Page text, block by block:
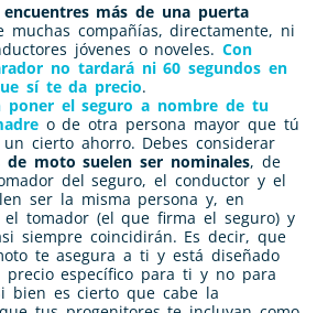
más de una puerta
muchas compañías, directamente, ni
jóvenes o noveles.Con
no tardará ni 60 segundos en
sí te da precio.
poner el seguro a nombre de tu
o de otra persona mayor que tú
cierto ahorro. Debes considerar
de moto suelen ser nominales, de
del seguro, el conductor y el
ser la misma persona y, en
el tomador (el que firma el seguro) y
siempre coincidirán. Es decir, que
te asegura a ti y está diseñado
específico para ti y no para
bien es cierto que cabe la